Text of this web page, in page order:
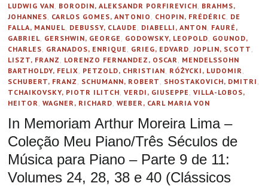
LUDWIG VAN BORODIN, ALEKSANDR PORFIREVICH BRAHMS,
JOHANNES CARLOS GOMES, ANTONIO CHOPIN, FRÉDÉRIC DE
FALLA, MANUEL DEBUSSY, CLAUDE DIABELLI, ANTON FAURÉ,
GABRIEL GERSHWIN, GEORGE GODOWSKY, LEOPOLD GOUNOD,
CHARLES GRANADOS, ENRIQUE GRIEG, EDVARD ,JOPLIN, SCOTT
LISZT, FRANZ
LORENZO FERNANDEZ, OSCAR
MENDELSSOHN
BARTHOLDY, FELIX
PETZOLD, CHRISTIAN RÓŻYCKI, LUDOMIR
SCHUBERT, FRANZ
SCHUMANN, ROBERT SHOSTAKOVICH, DMITRI
TCHAIKOVSKY, PIOTR ILITCH ,VERDI, GIUSEPPE ,VILLA-LOBOS,
HEITOR ,WAGNER, RICHARD ,WEBER, CARL MARIA VON
In Memoriam Arthur Moreira Lima –
Coleção Meu Piano/Três Séculos de
Música para Piano – Parte 9 de 11:
Volumes 24, 28, 38 e 40 (Clássicos